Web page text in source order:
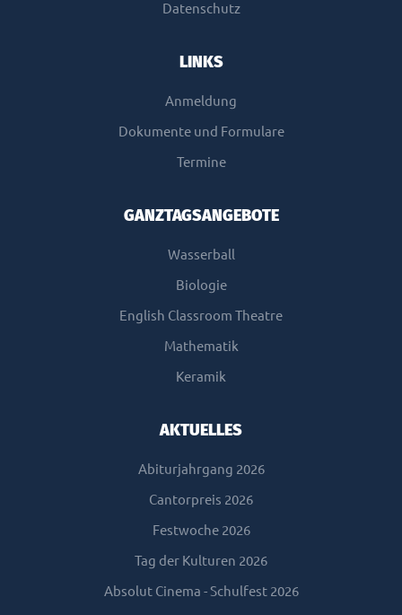
Datenschutz
LINKS
Anmeldung
Dokumente und Formulare
Termine
GANZTAGSANGEBOTE
Wasserball
Biologie
English Classroom Theatre
Mathematik
Keramik
AKTUELLES
Abiturjahrgang 2026
Cantorpreis 2026
Festwoche 2026
Tag der Kulturen 2026
Absolut Cinema - Schulfest 2026